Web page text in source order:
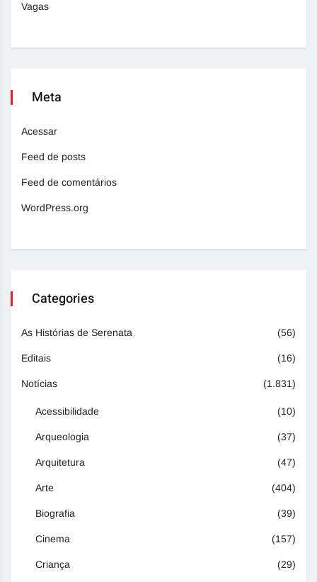
Vagas
Meta
Acessar
Feed de posts
Feed de comentários
WordPress.org
Categories
As Histórias de Serenata (56)
Editais (16)
Notícias (1.831)
Acessibilidade (10)
Arqueologia (37)
Arquitetura (47)
Arte (404)
Biografia (39)
Cinema (157)
Criança (29)